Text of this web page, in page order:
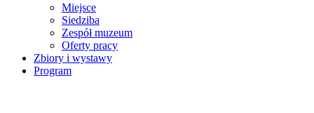
Miejsce
Siedziba
Zespół muzeum
Oferty pracy
Zbiory i wystawy
Program